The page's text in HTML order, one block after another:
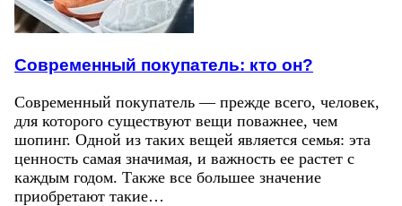
Современный покупатель: кто он?
Современный покупатель — прежде всего, человек,
для которого существуют вещи поважнее, чем
шопинг. Одной из таких вещей является семья: эта
ценность самая значимая, и важность ее растет с
каждым годом. Также все большее значение
приобретают такие…